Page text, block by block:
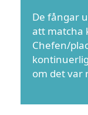
De fångar
att matcha
Chefen/
om det var